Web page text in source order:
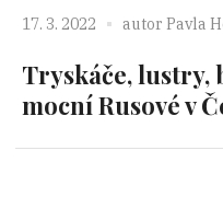
17. 3. 2022 autor Pavla
Tryskáče, lustry,
mocní Rusové v